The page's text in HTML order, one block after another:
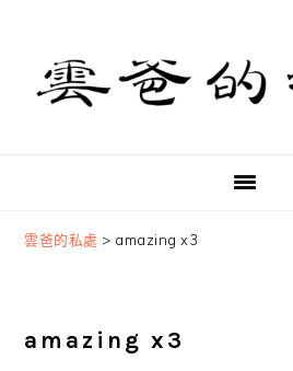
primary
navigation
content
primary
sidebar
雲爸的私處 > amazing x3
amazing x3